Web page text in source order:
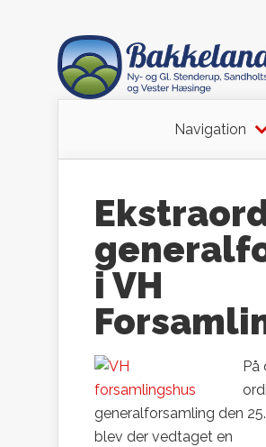
Navigation
i VH
På
generalforsamling den
blev der vedtaget en